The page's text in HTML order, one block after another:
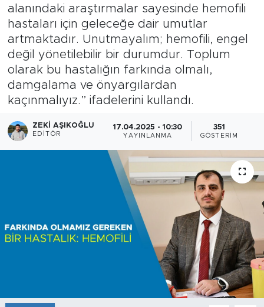
alanındaki araştırmalar sayesinde hemofili
hastaları için geleceğe dair umutlar
artmaktadır. Unutmayalım; hemofili, engel
değil yönetilebilir bir durumdur. Toplum
olarak bu hastalığın farkında olmalı,
damgalama ve önyargılardan
kaçınmalıyız.” ifadelerini kullandı.
ZEKI AŞIKOĞLU
EDITÖR
17.04.2025 - 10:30
YAYINLANMA
351
GÖSTERIM
Öncü TV İzle
Haber Arşivi